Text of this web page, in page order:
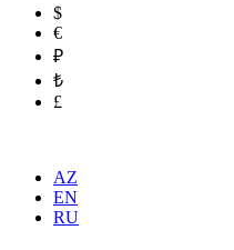
$
€
₽
₺
£
AZ
EN
RU